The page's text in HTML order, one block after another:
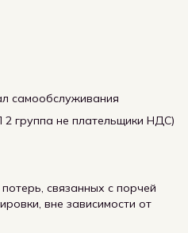
самообслуживания
группа не плательщики НДС)
связанных с порчей
вне зависимости от